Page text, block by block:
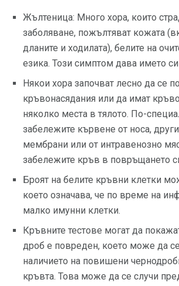
Жълтеница: Много хора, които
заболяване, пожълтяват кожата
дланите и ходилата), белите на
езика. Този симптом дава името
Някои хора започват лесно да се
кръвонасядания или да имат
няколко места в тялото. По-
забележите кървене от носа,
мембрани или от интравенозно
забележите кръв в повръщането
Броят на белите кръвни клетки
което означава, че по време на
малко имунни клетки.
Кръвните тестове могат да
дроб е повреден, което може да
наличието на повишени
кръвта. Това може да се случи